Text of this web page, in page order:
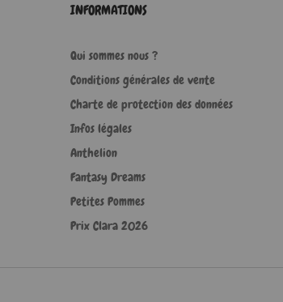
INFORMATIONS
Qui sommes nous ?
Conditions générales de vente
Charte de protection des données
Infos légales
Anthelion
Fantasy Dreams
Petites Pommes
Prix Clara 2026